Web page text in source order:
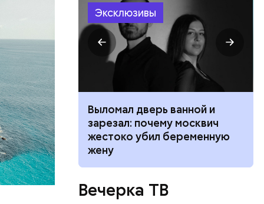
после
его
Эксклюзивы
в
Выломал дверь ванной и
зарезал: почему москвич
жестоко убил беременную
жену
Вечерка ТВ